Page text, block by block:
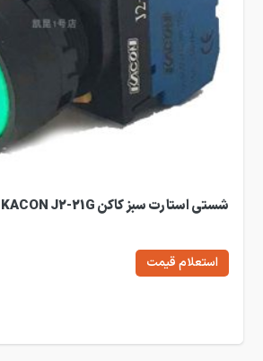
شستی استارت سبز کاکن KACON J2-21G
استعلام قیمت